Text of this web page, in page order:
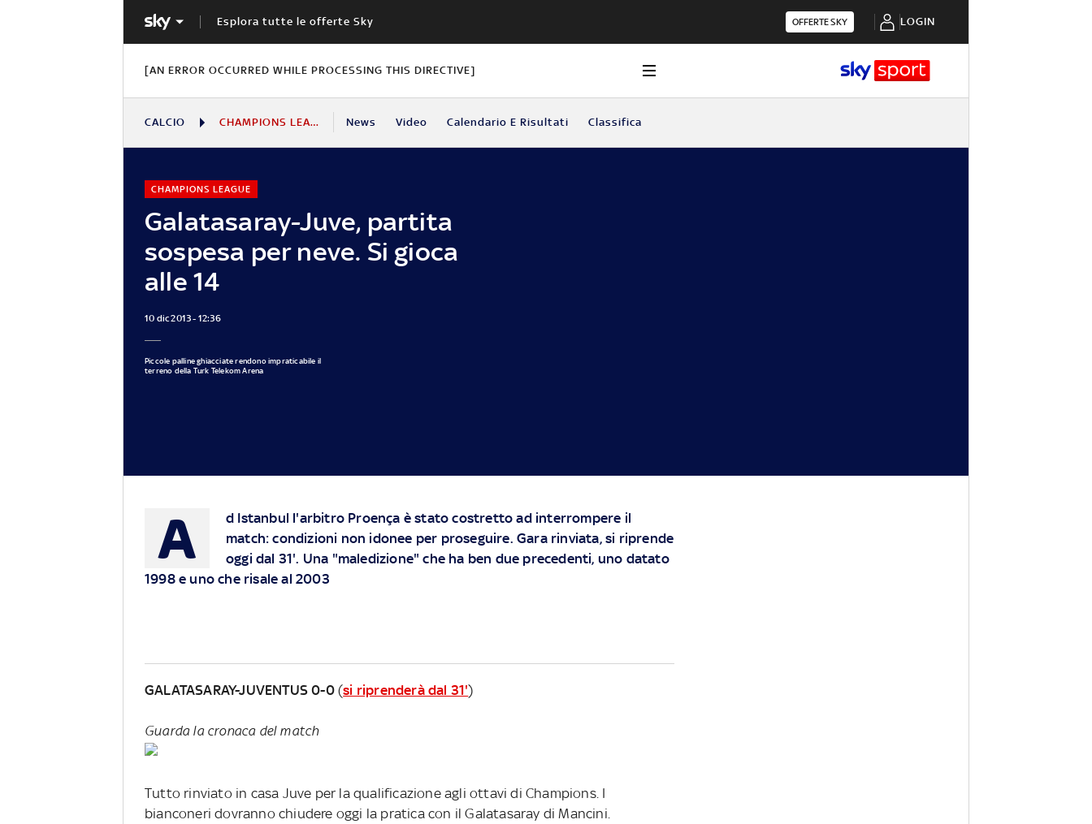
Esplora tutte le offerte Sky OFFERTE SKY LOGIN
[AN ERROR OCCURRED WHILE PROCESSING THIS DIRECTIVE]
CALCIO CHAMPIONS LEAGUE News Video Calendario E Risultati Classifica
Galatasaray-Juve, partita
sospesa per neve. Si gioca
alle 14
CHAMPIONS LEAGUE
10 dic 2013 - 12:36
Piccole palline ghiacciate rendono impraticabile il
terreno della Turk Telekom Arena
A
d Istanbul l'arbitro Proença è stato costretto ad interrompere il
match: condizioni non idonee per proseguire. Gara rinviata, si riprende
oggi dal 31'. Una "maledizione" che ha ben due precedenti, uno datato
1998 e uno che risale al 2003
GALATASARAY-JUVENTUS 0-0(si riprenderà dal 31')
Guarda la cronaca del match
Tutto rinviato in casa Juve per la qualificazione agli ottavi di Champions. I
bianconeri dovranno chiudere oggi la pratica con il Galatasaray di Mancini.